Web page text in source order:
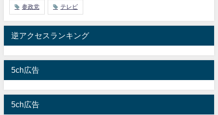
参政党 テレビ
逆アクセスランキング
5ch広告
5ch広告